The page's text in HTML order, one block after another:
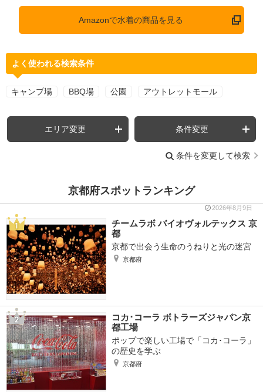
Amazonで水着の商品を見る
よく使われる検索条件
キャンプ場 BBQ場 公園 アウトレットモール
エリア変更 条件変更
条件を変更して検索
京都府スポットランキング
2026年8月9日
チームラボ バイオヴォルテックス 京
都
京都で出会う生命のうねりと光の迷宮
京都府
コカ･コーラ ボトラーズジャパン京
都工場
ポップで楽しい工場で「コカ･コーラ」
の歴史を学ぶ
京都府